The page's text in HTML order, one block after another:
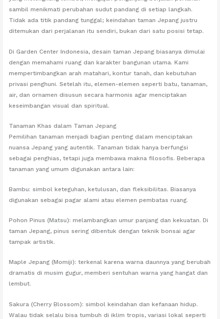
sambil menikmati perubahan sudut pandang di setiap langkah.
Tidak ada titik pandang tunggal; keindahan taman Jepang justru
ditemukan dari perjalanan itu sendiri, bukan dari satu posisi tetap.
Di Garden Center Indonesia, desain taman Jepang biasanya dimulai
dengan memahami ruang dan karakter bangunan utama. Kami
mempertimbangkan arah matahari, kontur tanah, dan kebutuhan
privasi penghuni. Setelah itu, elemen-elemen seperti batu, tanaman,
air, dan ornamen disusun secara harmonis agar menciptakan
keseimbangan visual dan spiritual.
Tanaman Khas dalam Taman Jepang
Pemilihan tanaman menjadi bagian penting dalam menciptakan
nuansa Jepang yang autentik. Tanaman tidak hanya berfungsi
sebagai penghias, tetapi juga membawa makna filosofis. Beberapa
tanaman yang umum digunakan antara lain:
Bambu: simbol keteguhan, ketulusan, dan fleksibilitas. Biasanya
digunakan sebagai pagar alami atau elemen pembatas ruang.
Pohon Pinus (Matsu): melambangkan umur panjang dan kekuatan. Di
taman Jepang, pinus sering dibentuk dengan teknik bonsai agar
tampak artistik.
Maple Jepang (Momiji): terkenal karena warna daunnya yang berubah
dramatis di musim gugur, memberi sentuhan warna yang hangat dan
lembut.
Sakura (Cherry Blossom): simbol keindahan dan kefanaan hidup.
Walau tidak selalu bisa tumbuh di iklim tropis, variasi lokal seperti